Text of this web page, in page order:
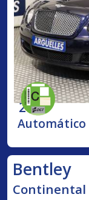
2005
Automático
Bentley
Continental